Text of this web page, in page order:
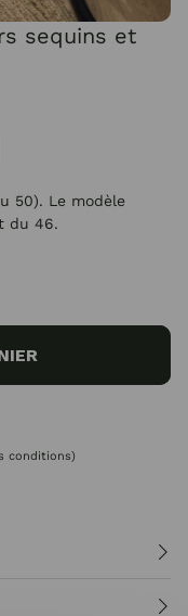
sequins et
50). Le modèle
du 46.
conditions)